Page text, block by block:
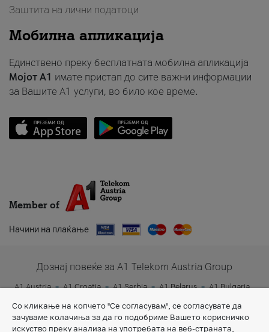
Заштита на лични податоци
Мобилна апликација
Единствено преку бесплатната мобилна апликација
Мојот A1 имате пристап до сите важни информации
за Вашите A1 услуги, во било кое време.
Member of
Начини на плаќање
Дознај повеќе за A1 Telekom Austria Group
A1 Austria A1 Croatia A1 Serbia A1 Belarus
A1 Bulgaria
Со кликање на копчето "Се согласувам", се согласувате да
зачуваме колачиња за да го подобриме Вашето корисничко
искуство преку анализа на употребата на веб-страната,